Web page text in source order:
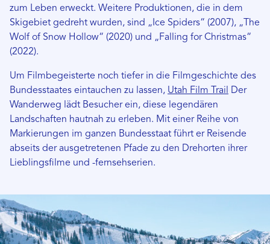
zum Leben erweckt. Weitere Produktionen, die in dem
Skigebiet gedreht wurden, sind „Ice Spiders“ (2007), „The
Wolf of Snow Hollow“ (2020) und „Falling for Christmas“
(2022).
Um Filmbegeisterte noch tiefer in die Filmgeschichte des
Bundesstaates eintauchen zu lassen, Utah Film Trail Der
Wanderweg lädt Besucher ein, diese legendären
Landschaften hautnah zu erleben. Mit einer Reihe von
Markierungen im ganzen Bundesstaat führt er Reisende
abseits der ausgetretenen Pfade zu den Drehorten ihrer
Lieblingsfilme und -fernsehserien.